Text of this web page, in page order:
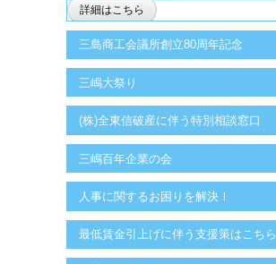
詳細はこちら
三島商工会議所創立80周年記念
三嶋大祭り
(株)全東信破産に伴う特別相談窓口
三嶋百年企業の会
人事に関するお困りを解決！
最低賃金引上げに伴う支援策はこちら